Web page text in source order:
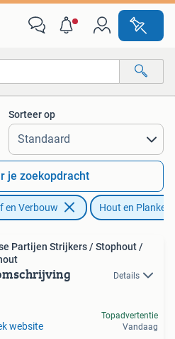
Sorteer op
je zoekopdracht
en Verbouw Hout en Planken
Strijkers / Stophout /
Details
website
Topadvertentie
Vandaag